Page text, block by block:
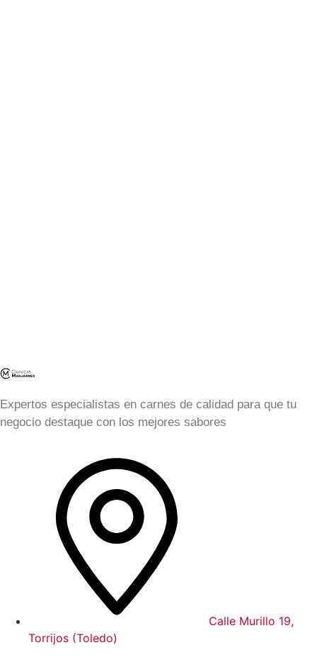
Expertos especialistas en carnes de calidad para que tu
negocio destaque con los mejores sabores
Calle Murillo 19,
Torrijos (Toledo)